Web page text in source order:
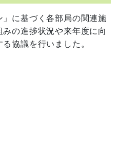
に基づく各部局の関連施
の進捗状況や来年度に向
協議を行いました。